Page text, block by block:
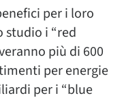
per i loro
studio i “red
più di 600
per energie
per i “blue